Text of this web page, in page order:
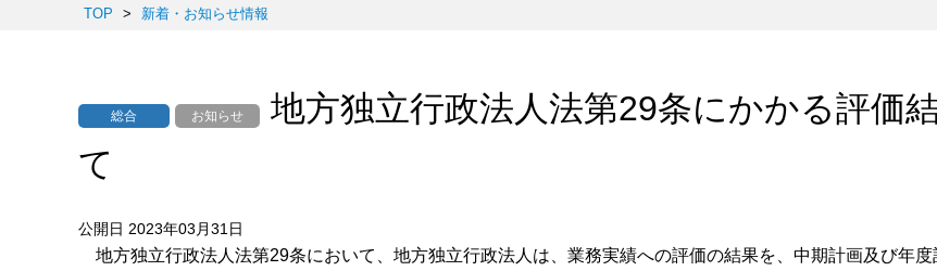
TOP > 新着・お知らせ情報
総合 お知らせ
地方独立行政法人法第29条にかかる評価
て
公開日 2023年03月31日
地方独立行政法人法第29条において、地方独立行政法人は、業務実績への評価の結果を、中期計画及び年